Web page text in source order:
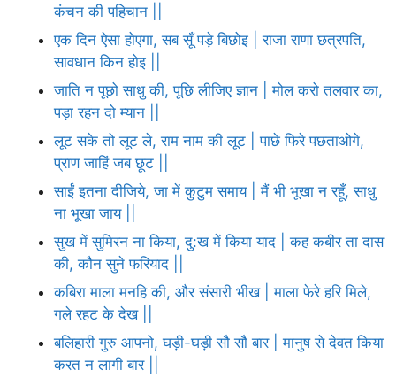
कंचन की पहिचान ||
एक दिन ऐसा होएगा, सब सूँ पड़े बिछोइ | राजा राणा छत्रपति,
सावधान किन होइ ||
जाति न पूछो साधु की, पूछि लीजिए ज्ञान | मोल करो तलवार का,
पड़ा रहन दो म्यान ||
लूट सके तो लूट ले, राम नाम की लूट | पाछे फिरे पछताओगे,
प्राण जाहिं जब छूट ||
साईं इतना दीजिये, जा में कुटुम समाय | मैं भी भूखा न रहूँ, साधु
ना भूखा जाय ||
सुख में सुमिरन ना किया, दु:ख में किया याद | कह कबीर ता दास
की, कौन सुने फरियाद ||
कबिरा माला मनहि की, और संसारी भीख | माला फेरे हरि मिले,
गले रहट के देख ||
बलिहारी गुरु आपनो, घड़ी-घड़ी सौ सौ बार | मानुष से देवत किया
करत न लागी बार ||